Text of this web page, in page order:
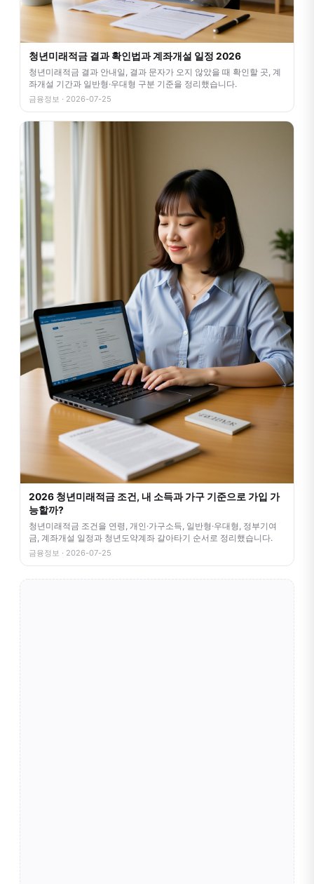
청년미래적금 결과 확인법과 계좌개설 일정 2026
청년미래적금 결과 안내일, 결과 문자가 오지 않았을 때 확인할 곳, 계
좌개설 기간과 일반형·우대형 구분 기준을 정리했습니다.
금융정보 · 2026-07-25
2026 청년미래적금 조건, 내 소득과 가구 기준으로 가입 가
능할까?
청년미래적금 조건을 연령, 개인·가구소득, 일반형·우대형, 정부기여
금, 계좌개설 일정과 청년도약계좌 갈아타기 순서로 정리했습니다.
금융정보 · 2026-07-25